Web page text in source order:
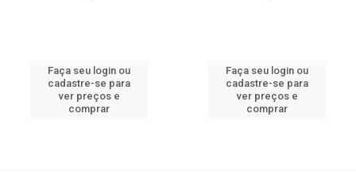
Faça seu login ou
cadastre-se para
ver preços e
comprar
Faça seu login ou
cadastre-se para
ver preços e
comprar